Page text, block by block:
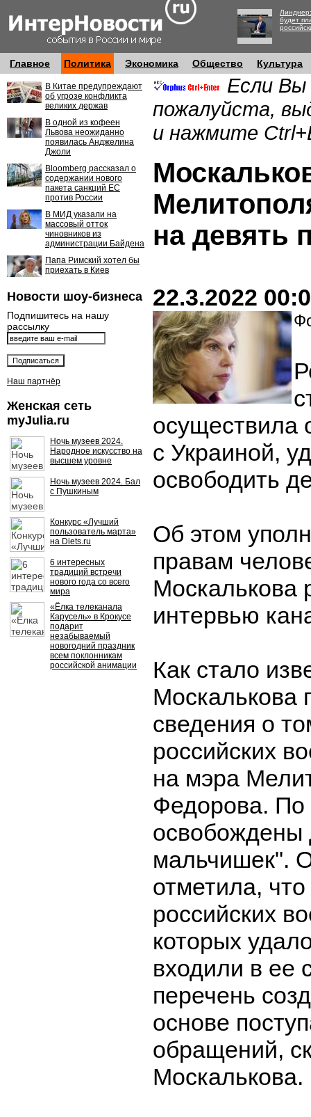
будет
Главное Политика Экономика Общество Культура
В Китае предупреждают
об угрозе конфликта
великих держав
В одной из кофеен
Львова неожиданно
появилась Анджелина
Джоли
Bloomberg рассказал о
содержании нового
пакета санкций ЕС
против России
В МИД указали на
массовый отток
чиновников из
администрации Байдена
Папа Римский хотел бы
приехать в Киев
Новости шоу-бизнеса
Подпишитесь на нашу
рассылку
Наш партнёр
Женская сеть
myJulia.ru
Ночь музеев 2024.
Народное искусство на
высшем уровне
Ночь музеев 2024. Бал
с Пушкиным
Конкурс «Лучший
пользователь марта»
на Diets.ru
6 интересных
традиций встречи
нового года со всего
мира
«Ёлка телеканала
Карусель» в Крокусе
подарит
незабываемый
новогодний праздник
всем поклонникам
российской анимации
Если Вы
пожалуйста,
и нажмите
на девять
22.3.2022
осуществила
с Украиной,
освободить
Об этом
правам
Москалькова
интервью
Как стало
Москалькова
сведения о
российских
на мэра
Федорова. По
освобождены
мальчишек".
отметила,
российских
которых
входили в ее
перечень
основе
обращений,
Москалькова.